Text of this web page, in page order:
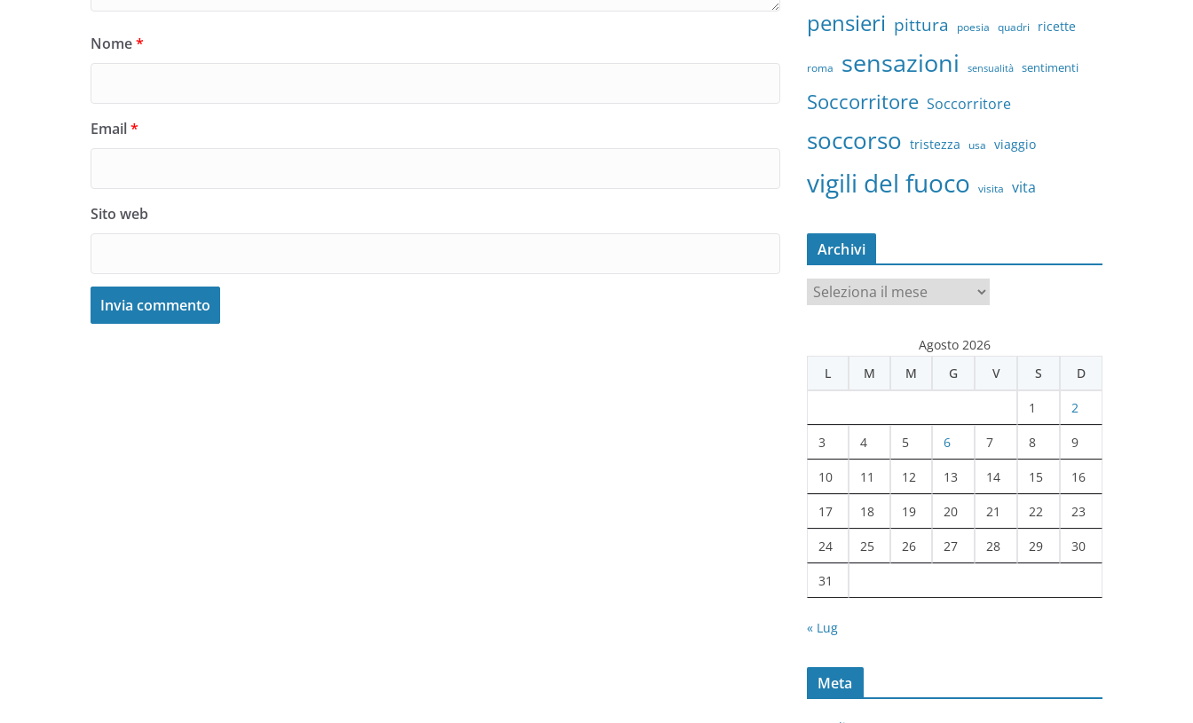
Nome*
Email*
Sito web
pensieri pittura poesia quadri ricette
roma sensazioni sensualità sentimenti
Soccorritore Soccorritore
soccorso tristezza usa viaggio
vigili del fuoco visita vita
Archivi
h
i
Agosto 2026
L
M M G V S D
1 2
3 4 5 6 7 8 9
10 11 12 13 14 15 16
17 18 19 20 21 22 23
24 25 26 27 28 29 30
31
« Lug
Meta